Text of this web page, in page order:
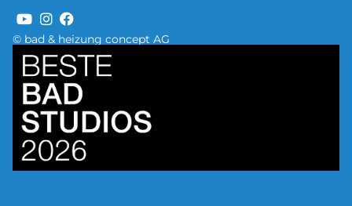
© bad & heizung concept AG